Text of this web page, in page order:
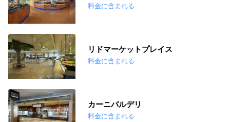
料金に含まれる
リドマーケットプレイス
料金に含まれる
カーニバルデリ
料金に含まれる